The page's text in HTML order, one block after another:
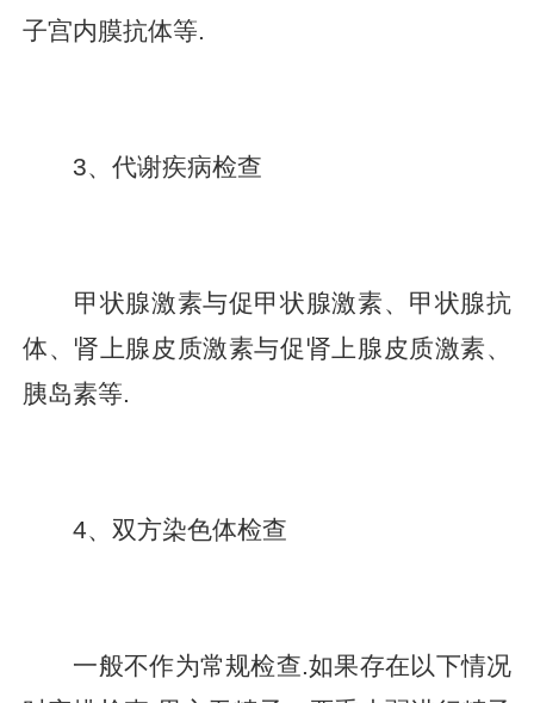
子宫内膜抗体等.
3、代谢疾病检查
甲状腺激素与促甲状腺激素、甲状腺抗
体、肾上腺皮质激素与促肾上腺皮质激素、
胰岛素等.
4、双方染色体检查
一般不作为常规检查.如果存在以下情况